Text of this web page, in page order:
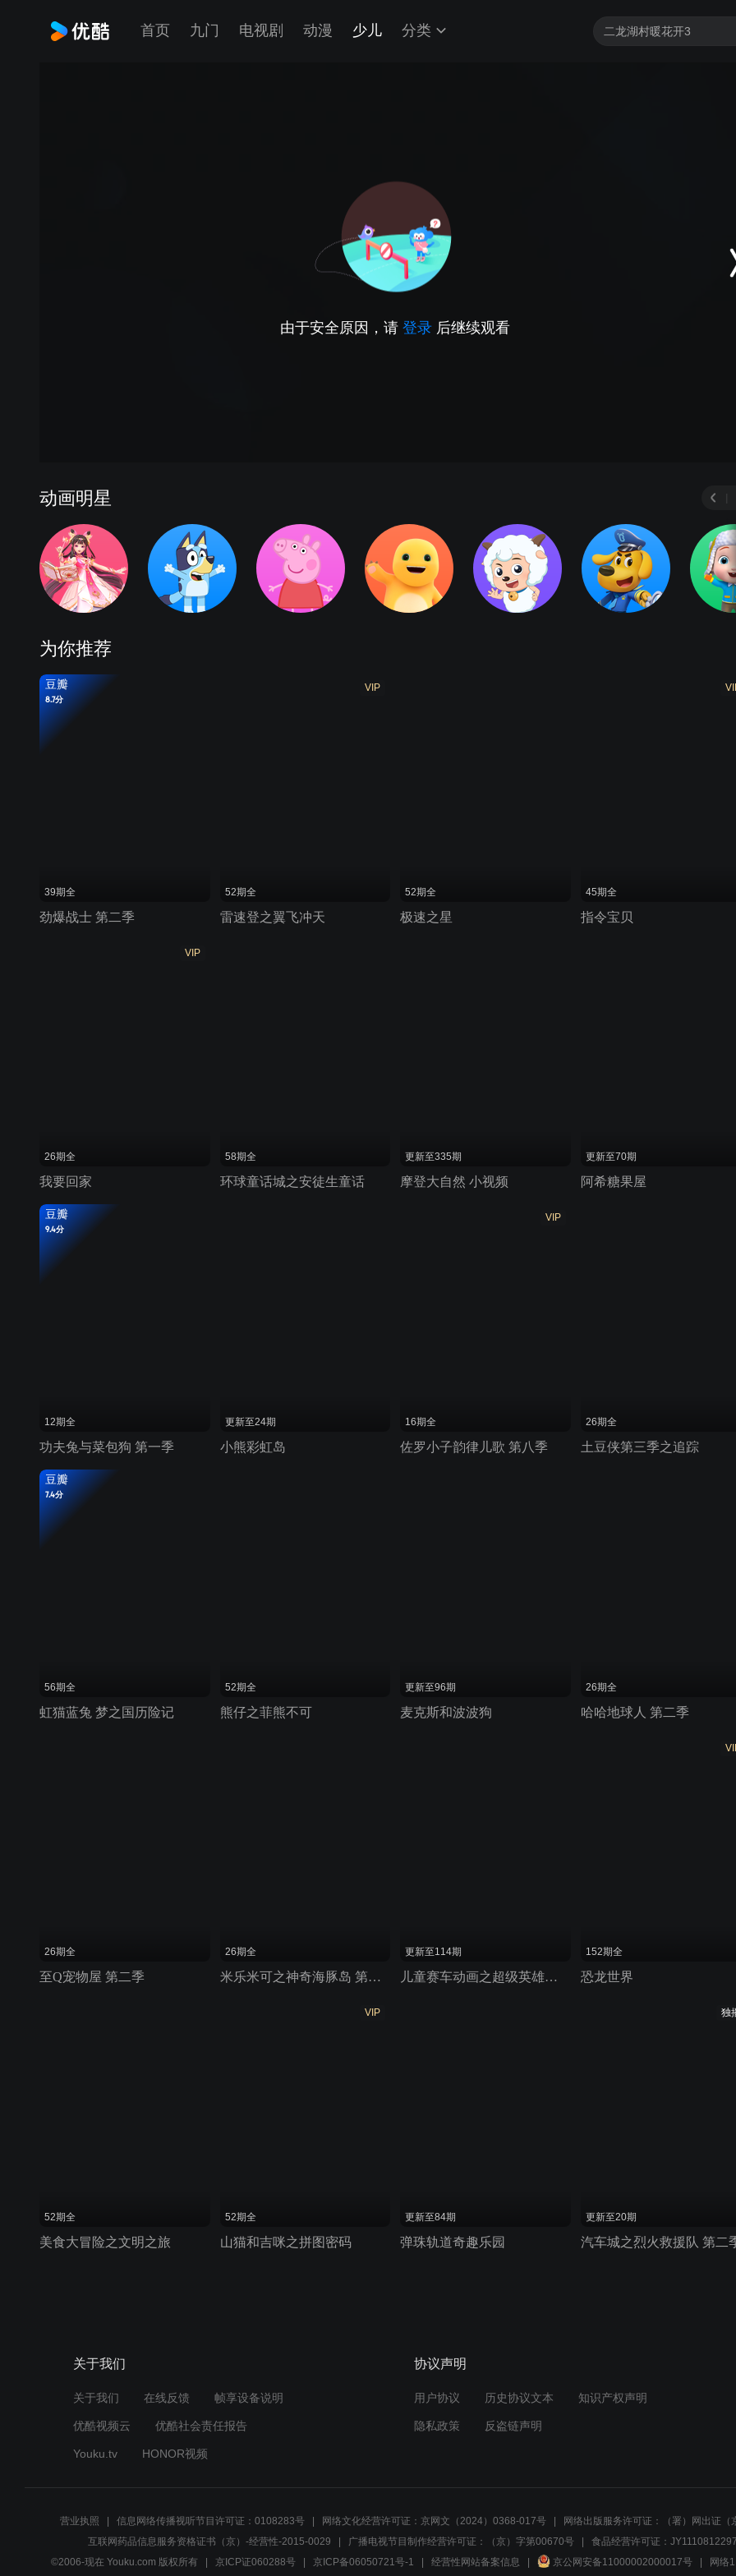
首页 九门 电视剧 动漫 少儿 分类
由于安全原因，请 登录 后继续观看
动画明星
为你推荐
豆瓣
8.7分
39期全
劲爆战士 第二季
VIP
52期全
雷速登之翼飞冲天
52期全
极速之星
45期全
指令宝贝
VIP
26期全
我要回家
58期全
环球童话城之安徒生童话
更新至335期
摩登大自然 小视频
更新至70期
阿希糖果屋
豆瓣
9.4分
12期全
功夫兔与菜包狗 第一季
更新至24期
小熊彩虹岛
VIP
16期全
佐罗小子韵律儿歌 第八季
26期全
土豆侠第三季之追踪
豆瓣
7.4分
56期全
虹猫蓝兔 梦之国历险记
52期全
熊仔之菲熊不可
更新至96期
麦克斯和波波狗
26期全
哈哈地球人 第二季
26期全
至Q宠物屋 第二季
26期全
米乐米可之神奇海豚岛 第二季
更新至114期
儿童赛车动画之超级英雄对决
152期全
恐龙世界
52期全
美食大冒险之文明之旅
VIP
52期全
山猫和吉咪之拼图密码
更新至84期
弹珠轨道奇趣乐园
独
更新至20期
汽车城之烈火救援队 第二
关于我们
关于我们 在线反馈 帧享设备说明
优酷视频云 优酷社会责任报告
Youku.tv HONOR视频
协议声明
用户协议 历史协议文本 知识产权声明
隐私政策 反盗链声明
营业执照 信息网络传播视听节目许可证：0108283号 网络文化经营许可证：京网文（2024）0368-017号
网络出版服务许可证：（署）网出证（
互联网药品信息服务资格证书（京）-经营性-2015-0029
广播电视节目制作经营许可证：（京）字第00670号
食品经营许可证：
©2006-现在 Youku.com 版权所有
京ICP证060288号 京ICP备06050721号-1 经营性网站备案信息 京公网安备11000002000017号 网络